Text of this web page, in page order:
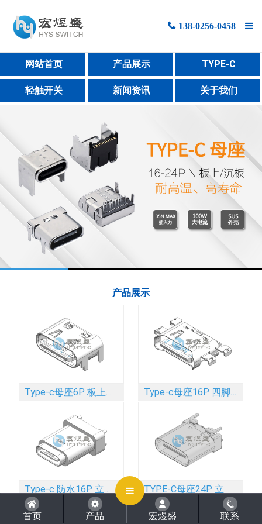
网站首页
产品展示
新闻资讯
关于宏煜盛
联系
138-0256-0458
网站首页 产品展示 TYPE-C
轻触开关 新闻资讯 关于我们
产品展示
Type-c母座6P 板上四脚插板SMT 舌头外露 带弹 5.7L Type-c母座16P 四脚插板SMT 带弹 沉板 1.83mm 6.45L
Type-c 防水16P 立式四脚插板DIP 外露2.0mm IPX8 TYPE-C母座24P 立式四脚插板SMT 带柱 9.0L
首页 产品 宏煜盛 联系